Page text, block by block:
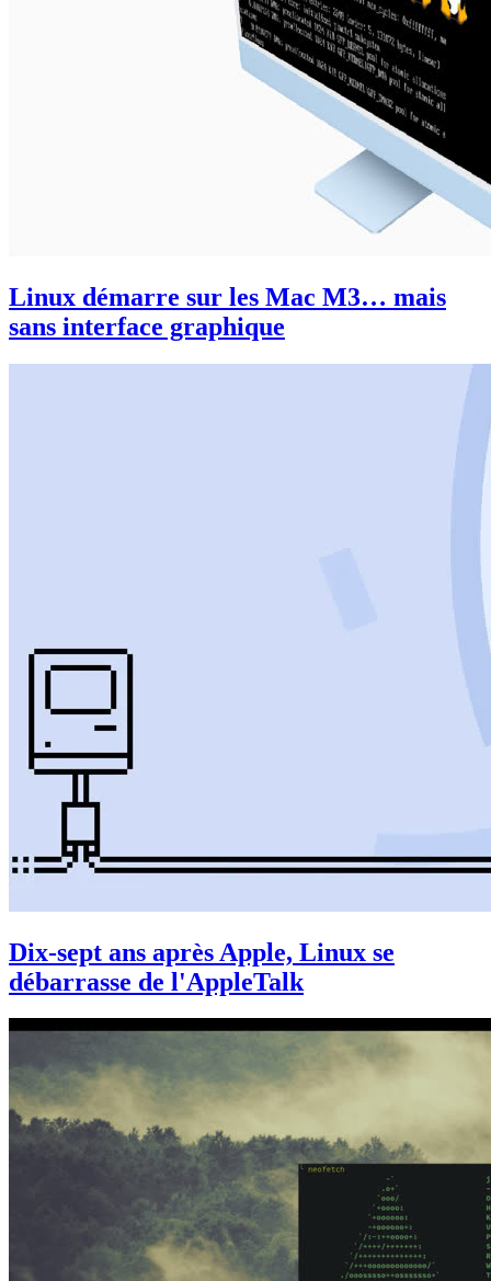
Linux démarre sur les Mac M3… mais
sans interface graphique
Dix-sept ans après Apple, Linux se
débarrasse de l'AppleTalk